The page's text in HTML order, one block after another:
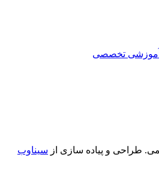
آموزشی تخصصی
طراحی و پیاده سازی از سیناوب